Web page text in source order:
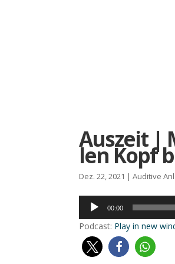
Aus­zeit |
len Kopf
Dez. 22, 2021 |Auditive
Audio-
Player
00:00
Pod­cast: Play in new